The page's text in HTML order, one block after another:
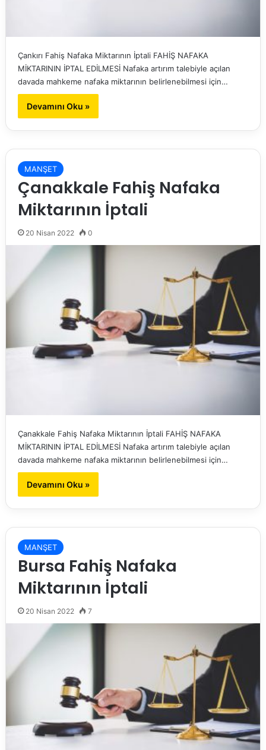
Çankırı Fahiş Nafaka Miktarının İptali FAHİŞ NAFAKA
MİKTARININ İPTAL EDİLMESİ Nafaka artırım talebiyle açılan
davada mahkeme nafaka miktarının belirlenebilmesi için…
Devamını Oku »
MANŞET
Çanakkale Fahiş Nafaka
Miktarının İptali
20 Nisan 2022 0
Çanakkale Fahiş Nafaka Miktarının İptali FAHİŞ NAFAKA
MİKTARININ İPTAL EDİLMESİ Nafaka artırım talebiyle açılan
davada mahkeme nafaka miktarının belirlenebilmesi için…
Devamını Oku »
MANŞET
Bursa Fahiş Nafaka
Miktarının İptali
20 Nisan 2022 7